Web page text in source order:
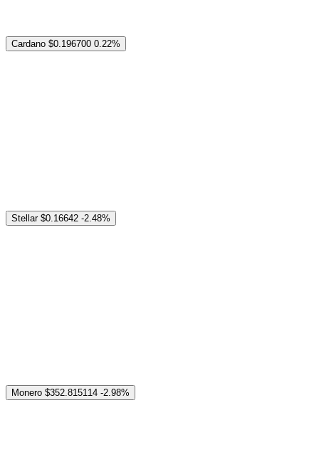
Cardano $0.196700 0.22%
Stellar $0.16642 -2.48%
Monero $352.815114 -2.98%